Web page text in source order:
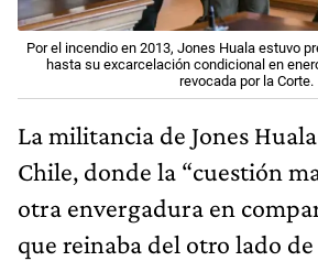
Por el incendio en 2013, Jones Huala estuvo
hasta su excarcelación condicional en
revocada por la Corte.
La militancia de Jones
Chile, donde la “cuestión
otra envergadura en
que reinaba del otro lado